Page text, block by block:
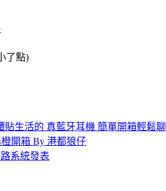
了點)
貼生活的 真藍牙耳機 簡單開箱輕鬆聊
開箱 By 港都狼仔
系統發表